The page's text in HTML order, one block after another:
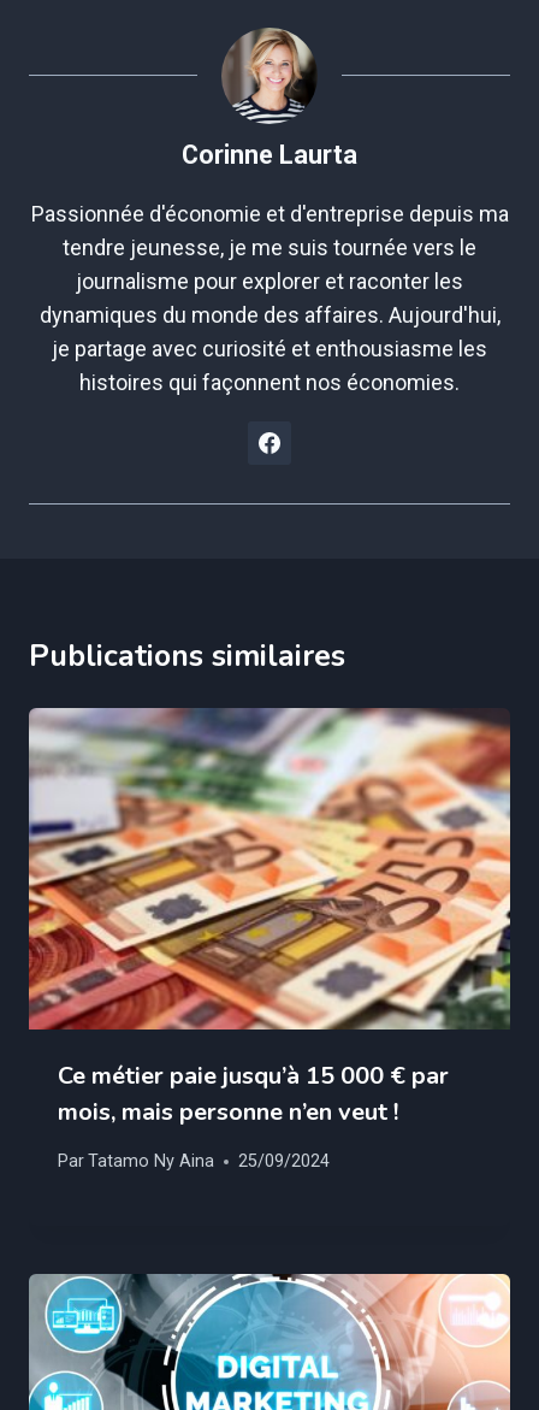
Corinne Laurta
Passionnée d'économie et d'entreprise depuis ma
tendre jeunesse, je me suis tournée vers le
journalisme pour explorer et raconter les
dynamiques du monde des affaires. Aujourd'hui,
je partage avec curiosité et enthousiasme les
histoires qui façonnent nos économies.
Publications similaires
Ce métier paie jusqu’à 15 000 € par
mois, mais personne n’en veut !
ParTatamo Ny Aina 25/09/2024